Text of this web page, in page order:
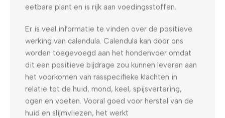
eetbare plant en is rijk aan voedingsstoffen.
Er is veel informatie te vinden over de positieve
werking van calendula. Calendula kan door ons
worden toegevoegd aan het hondenvoer omdat
dit een positieve bijdrage zou kunnen leveren aan
het voorkomen van rasspecifieke klachten in
relatie tot de huid, mond, keel, spijsvertering,
ogen en voeten. Vooral goed voor herstel van de
huid en slijmvliezen, het werkt